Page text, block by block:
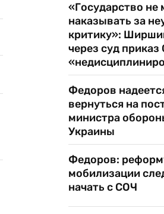
«Государство не
наказывать за
критику»:
через суд приказ
Федоров
вернуться на
министра
Украины
Федоров:
мобилизации
начать с СОЧ